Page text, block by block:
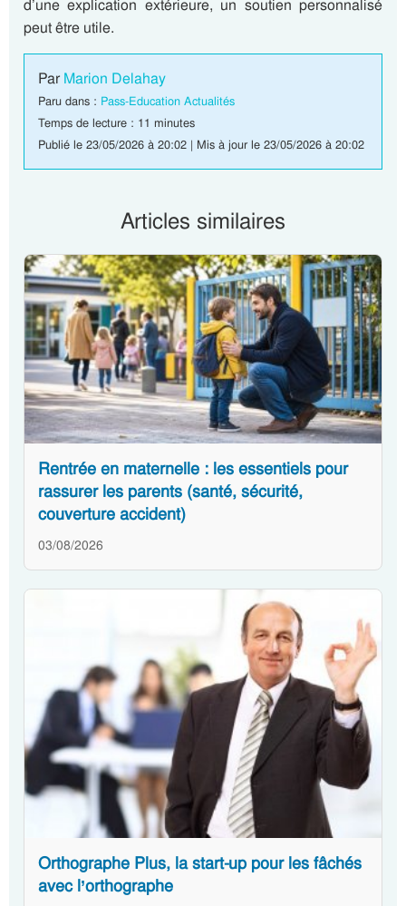
d’une explication extérieure, un soutien personnalisé
peut être utile.
Par Marion Delahay
Paru dans : Pass-Education Actualités
Temps de lecture : 11 minutes
Publié le 23/05/2026 à 20:02 | Mis à jour le 23/05/2026 à 20:02
Articles similaires
Rentrée en maternelle : les essentiels pour
rassurer les parents (santé, sécurité,
couverture accident)
03/08/2026
Orthographe Plus, la start-up pour les fâchés
avec l’orthographe